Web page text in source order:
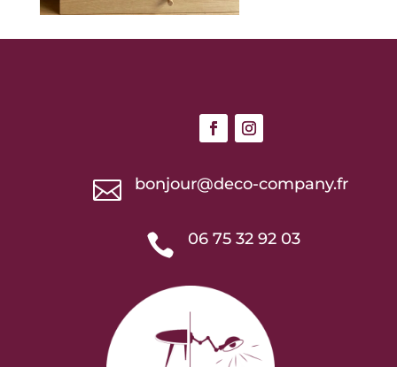
 bonjour@deco-company.fr
 06 75 32 92 03